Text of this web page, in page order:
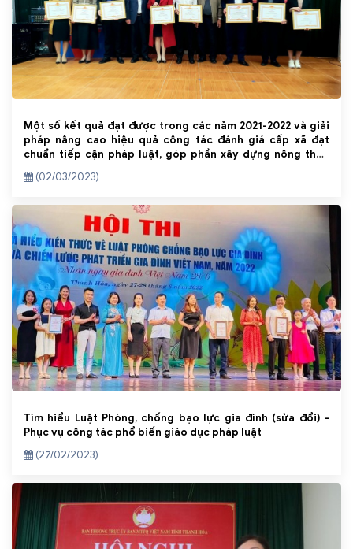
Một số kết quả đạt được trong các năm 2021-2022 và giải
pháp nâng cao hiệu quả công tác đánh giá cấp xã đạt
chuẩn tiếp cận pháp luật, góp phần xây dựng nông thôn
(02/03/2023)
Tìm hiểu Luật Phòng, chống bạo lực gia đình (sửa đổi) -
Phục vụ công tác phổ biến giáo dục pháp luật
(27/02/2023)